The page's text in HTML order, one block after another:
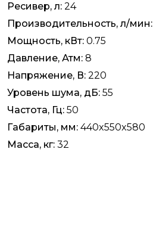
Ресивер, л: 24
Производительность, л/мин:
Мощность, кВт: 0.75
Давление, Атм: 8
Напряжение, В: 220
Уровень шума, дБ: 55
Частота, Гц: 50
Габариты, мм: 440x550x580
Масса, кг: 32